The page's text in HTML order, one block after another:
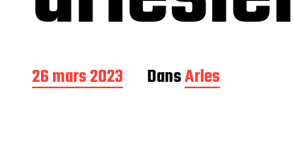
D
a
26 mars 2023 DansArles